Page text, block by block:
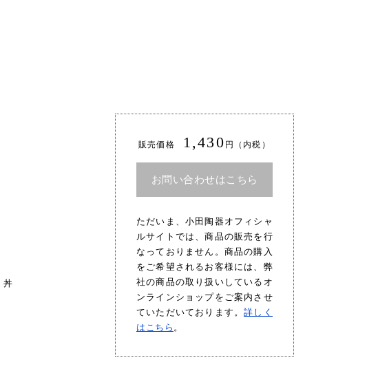
丼
販売価格 1,430 円（内税）
お問い合わせはこちら
ただいま、小田陶器オフィシャ
ルサイトでは、商品の販売を行
なっておりません。商品の購入
をご希望されるお客様には、弊
社の商品の取り扱いしているオ
ンラインショップをご案内させ
ていただいております。詳しく
はこちら 。